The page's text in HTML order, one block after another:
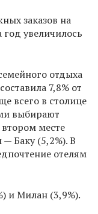
заказов на
увеличилось
отдыха
7,8% от
всего в столице
выбирают
месте
— Баку (5,2%). В
отелям
и Милан (3,9%).